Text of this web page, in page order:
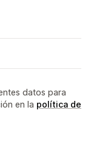
datos para
en la política de